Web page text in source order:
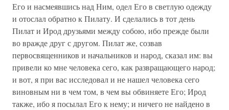
Его и насмеявшись над Ним, одел Его в светлую одежду
и отослал обратно к Пилату. И сделались в тот день
Пилат и Ирод друзьями между собою, ибо прежде были
во вражде друг с другом. Пилат же, созвав
первосвященников и начальников и народ, сказал им: вы
привели ко мне человека сего, как развращающего народ;
и вот, я при вас исследовал и не нашел человека сего
виновным ни в чем том, в чем вы обвиняете Его; Ирод
также, ибо я посылал Его к нему; и ничего не найдено в